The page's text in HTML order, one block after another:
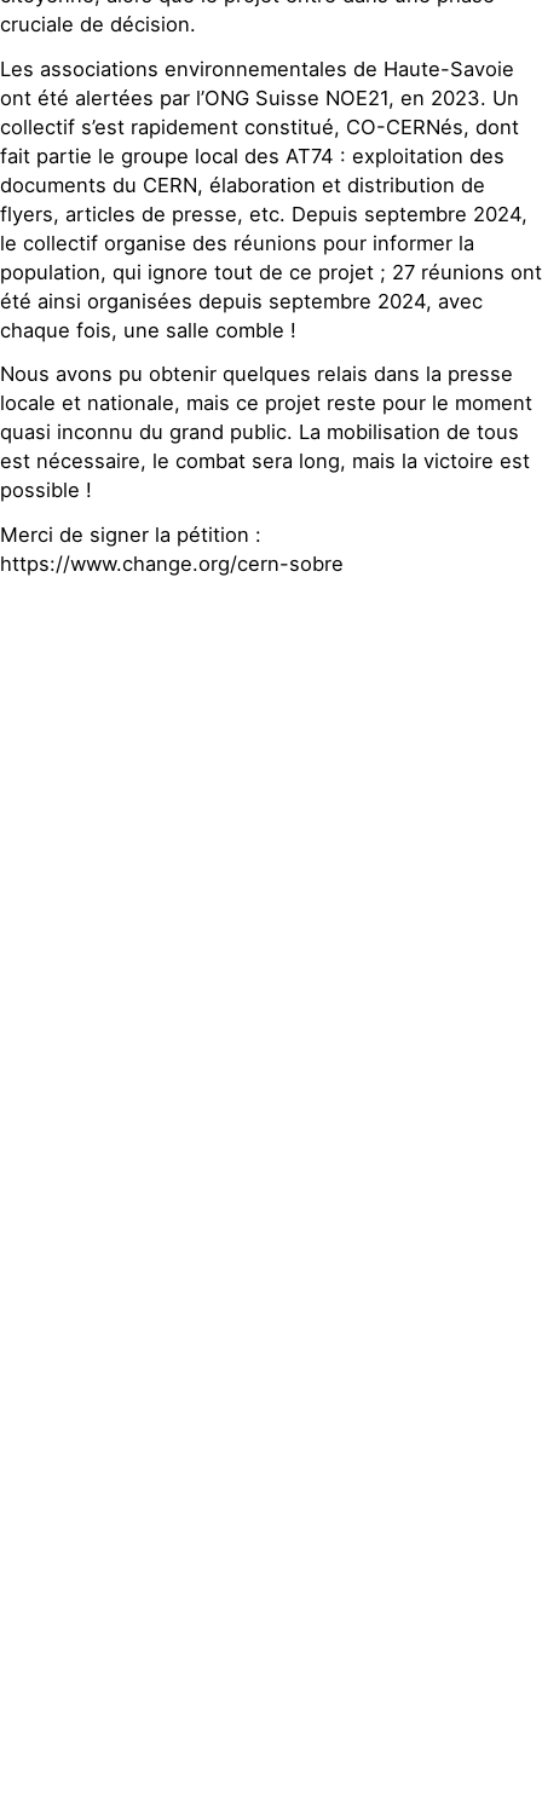
cruciale de décision.
Les associations environnementales de Haute-Savoie
ont été alertées par l’ONG Suisse NOE21, en 2023. Un
collectif s’est rapidement constitué, CO-CERNés, dont
fait partie le groupe local des AT74 : exploitation des
documents du CERN, élaboration et distribution de
flyers, articles de presse, etc. Depuis septembre 2024,
le collectif organise des réunions pour informer la
population, qui ignore tout de ce projet ; 27 réunions ont
été ainsi organisées depuis septembre 2024, avec
chaque fois, une salle comble !
Nous avons pu obtenir quelques relais dans la presse
locale et nationale, mais ce projet reste pour le moment
quasi inconnu du grand public. La mobilisation de tous
est nécessaire, le combat sera long, mais la victoire est
possible !
Merci de signer la pétition :
https://www.change.org/cern-sobre